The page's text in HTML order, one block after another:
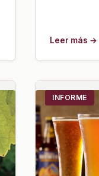
Leer más →
INFORME